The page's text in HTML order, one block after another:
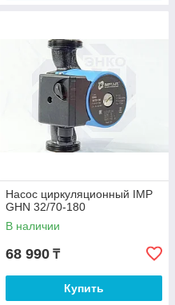
Насос циркуляционный IMP
GHN 32/70-180
В наличии
68 990 ₸
Купить